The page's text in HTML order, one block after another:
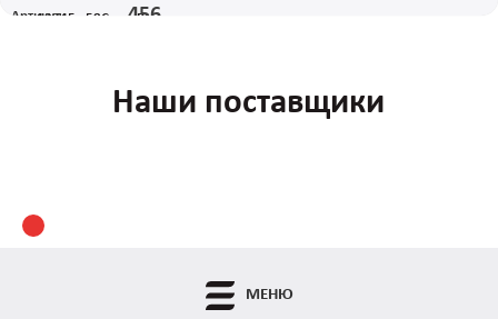
Артикул:
456
Пред.12345 58След.Все
Наши поставщики
МЕНЮ